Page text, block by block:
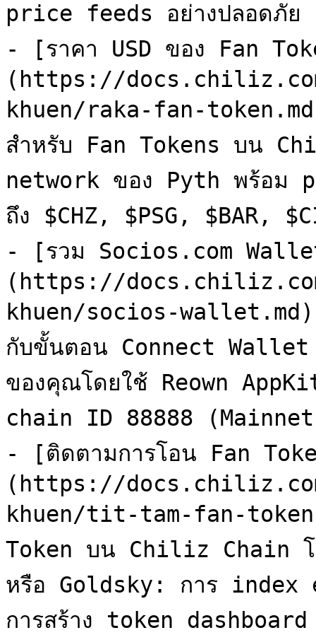
price feeds อย่างปลอดภัย
- [ราคา USD ของ Fan
(https://
khuen/raka-fan-
สำหรับ Fan Tokens บน
network ของ Pyth พร้อม
ถึง $CHZ, $PSG, $BAR,
- [รวม Socios.com
(https://
khuen/socios-
กับขั้นตอน Connect
ของคุณโดยใช้ Reown
chain ID 88888
- [ติดตามการโอน Fan
(https://
khuen/tit-tam-fan-
Token บน Chiliz Chain โ
หรือ Goldsky: การ index
การสร้าง token dashboard